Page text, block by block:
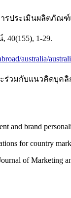
ระเมินผลิตภัณฑ์
1-29.
australia/
วมกับแนวคิดบุค
and brand
for country
of Marketing